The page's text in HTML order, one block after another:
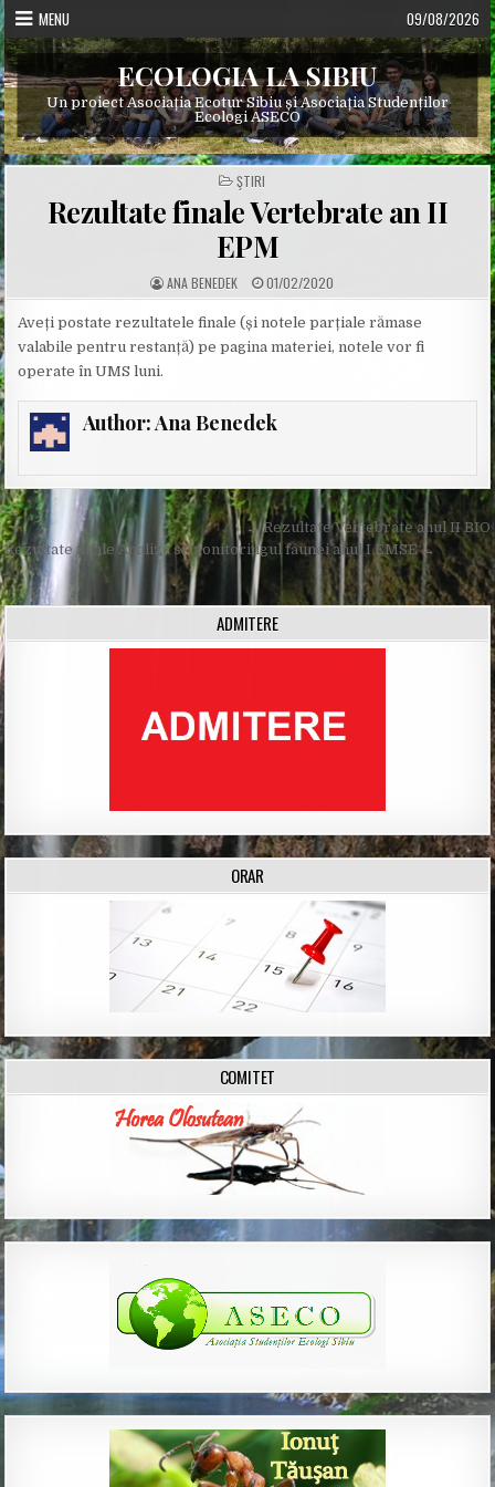
Skip
to
content
MENU 09/08/2026
ECOLOGIA LA SIBIU
Un proiect Asociația Ecotur Sibiu și Asociația Studenților
Ecologi ASECO
POSTED
IN
ŞTIRI
Rezultate finale Vertebrate an II
EPM
A
U
H
R
ANA BENEDEK P
U
L
S
D
A
T
01/02/2020
Aveți postate rezultatele finale (și notele parțiale rămase
valabile pentru restanță) pe pagina materiei, notele vor fi
operate în UMS luni.
Author:Ana Benedek
Post
navigation
← Rezultate Vertebrate anul II BIO
Rezultate finale Analiza si monitoringul faunei anul I EMSE →
ADMITERE
ORAR
COMITET